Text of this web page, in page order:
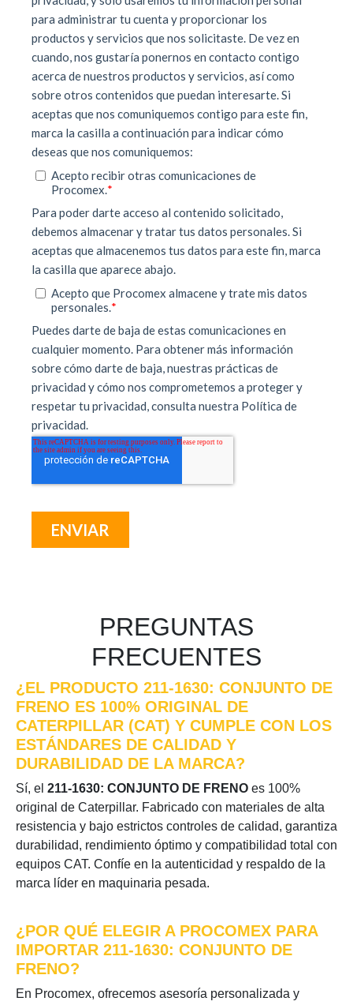
PREGUNTAS
FRECUENTES
¿EL PRODUCTO 211-1630: CONJUNTO DE
FRENO ES 100% ORIGINAL DE
CATERPILLAR (CAT) Y CUMPLE CON LOS
ESTÁNDARES DE CALIDAD Y
DURABILIDAD DE LA MARCA?
Sí, el 211-1630: CONJUNTO DE FRENO es 100%
original de Caterpillar. Fabricado con materiales de alta
resistencia y bajo estrictos controles de calidad, garantiza
durabilidad, rendimiento óptimo y compatibilidad total con
equipos CAT. Confíe en la autenticidad y respaldo de la
marca líder en maquinaria pesada.
¿POR QUÉ ELEGIR A PROCOMEX PARA
IMPORTAR 211-1630: CONJUNTO DE
FRENO?
En Procomex, ofrecemos asesoría personalizada y